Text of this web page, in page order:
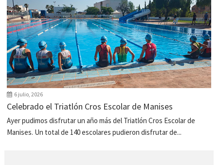
6 julio, 2026
Celebrado el Triatlón Cros Escolar de Manises
Ayer pudimos disfrutar un año más del Triatlón Cros Escolar de
Manises. Un total de 140 escolares pudieron disfrutar de...